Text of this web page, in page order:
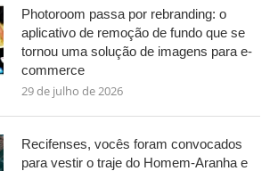
Photoroom passa por rebranding: o
aplicativo de remoção de fundo que se
tornou uma solução de imagens para e-
commerce
29 de julho de 2026
Recifenses, vocês foram convocados
para vestir o traje do Homem-Aranha e